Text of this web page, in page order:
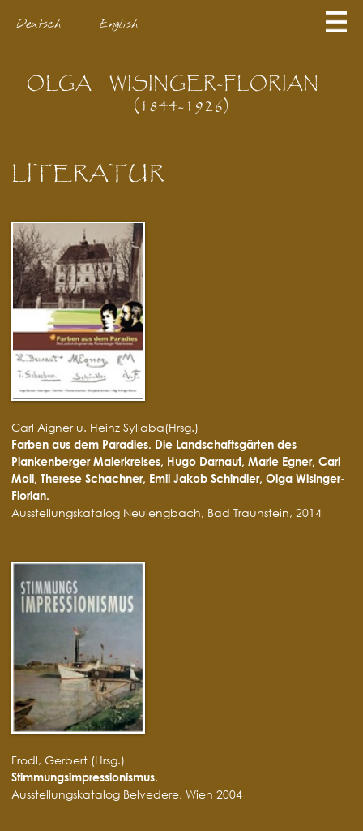
Deutsch English
OLGA
WISINGER-FLORIAN
(1844-1926)
LITERATUR
Carl Aigner u. Heinz Syllaba(Hrsg.)
Farben aus dem Paradies. Die Landschaftsgärten des
Plankenberger Malerkreises, Hugo Darnaut, Marie Egner, Carl
Moll, Therese Schachner, Emil Jakob Schindler, Olga Wisinger-
Florian.
Ausstellungskatalog Neulengbach, Bad Traunstein, 2014
Frodl, Gerbert (Hrsg.)
Stimmungsimpressionismus.
Ausstellungskatalog Belvedere, Wien 2004